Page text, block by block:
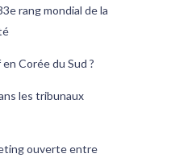
rang mondial de la
Corée du Sud ?
les tribunaux
ouverte entre